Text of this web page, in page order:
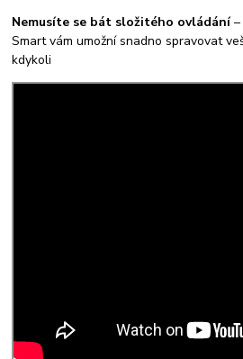
Nemusíte se bát složitého ovládání–
Smart vám umožní snadno spravovat
kdykoli